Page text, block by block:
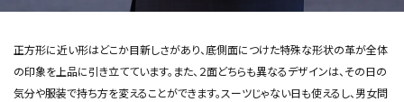
正方形に近い形はどこか目新しさがあり、底側面につけた特殊な形状の革が全体
の印象を上品に引き立てています。また、２面どちらも異なるデザインは、その日の
気分や服装で持ち方を変えることができます。スーツじゃない日も使えるし、男女問